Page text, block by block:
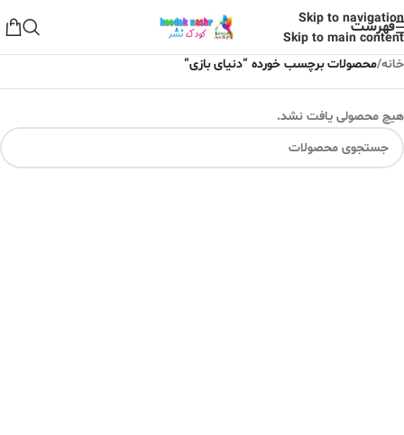
Skip to navigation
Skip to main content
فهرست
خانه/محصولات برچسب خورده “دنیای بازی”
هیچ محصولی یافت نشد.